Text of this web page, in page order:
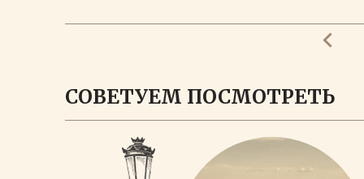
СОВЕТУЕМ ПОСМОТРЕТЬ